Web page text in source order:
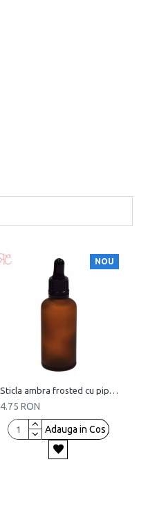
NOU
Sticla ambra frosted cu pipeta, 50 ml
4.75 RON
Adauga in Cos